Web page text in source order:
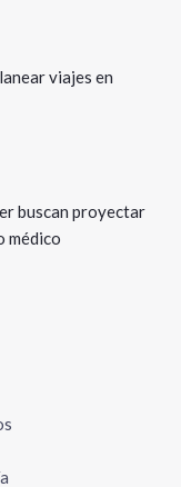
viajes en
buscan proyectar
médico